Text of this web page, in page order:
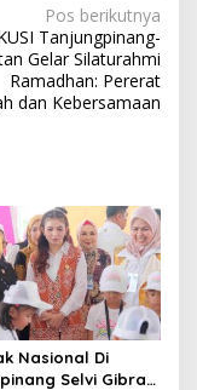
Pos berikutnya
Tanjungpinang-
Gelar Silaturahmi
Ramadhan: Pererat
dan Kebersamaan
Nasional Di
Selvi Gibran